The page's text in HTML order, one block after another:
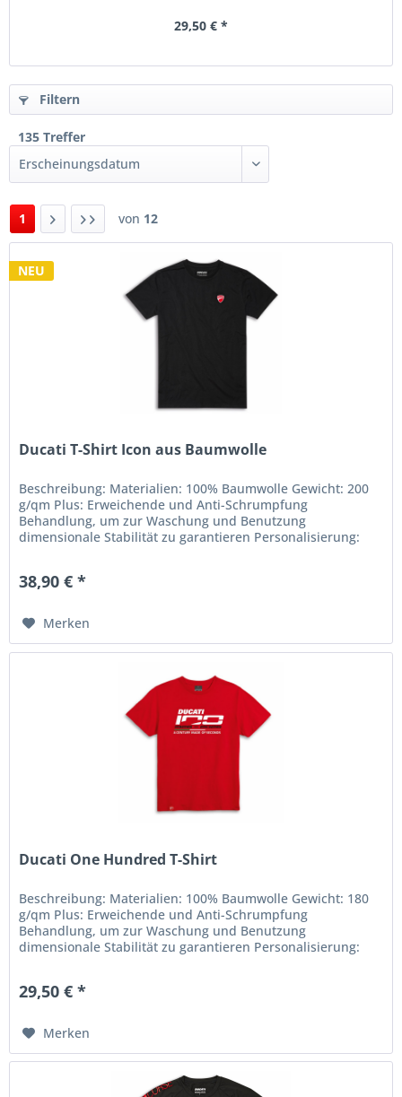
29,50 € *
Filtern
135 Treffer
1 von 12
NEU
Ducati T-Shirt Icon aus Baumwolle
Beschreibung: Materialien: 100% Baumwolle Gewicht: 200
g/qm Plus: Erweichende und Anti-Schrumpfung
Behandlung, um zur Waschung und Benutzung
dimensionale Stabilität zu garantieren Personalisierung:
38,90 € *
Merken
Ducati One Hundred T-Shirt
Beschreibung: Materialien: 100% Baumwolle Gewicht: 180
g/qm Plus: Erweichende und Anti-Schrumpfung
Behandlung, um zur Waschung und Benutzung
dimensionale Stabilität zu garantieren Personalisierung:
29,50 € *
Merken